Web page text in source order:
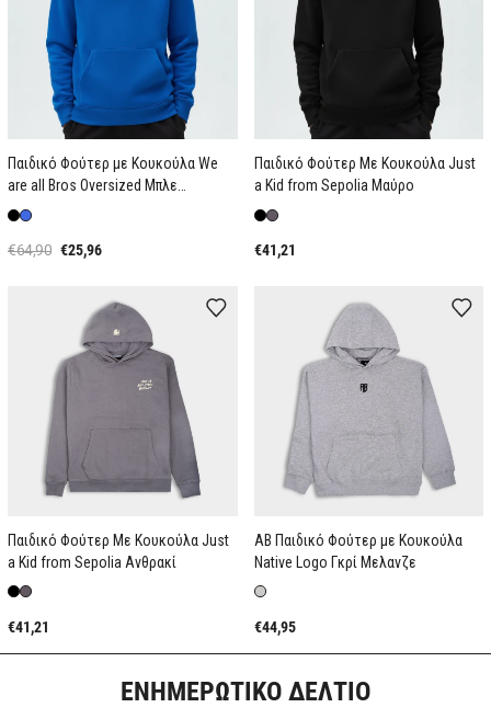
Παιδικό Φούτερ με Κουκούλα We
are all Bros Oversized Μπλε
Ρουαγιαλ
€64,90 €25,96
Παιδικό Φούτερ Με Κουκούλα Just
a Kid from Sepolia Μαύρο
€41,21
Παιδικό Φούτερ Με Κουκούλα Just
a Kid from Sepolia Ανθρακί
€41,21
AB Παιδικό Φούτερ με Κουκούλα
Native Logo Γκρί Μελανζε
€44,95
ΕΝΗΜΕΡΩΤΙΚΟ ΔΕΛΤΙΟ